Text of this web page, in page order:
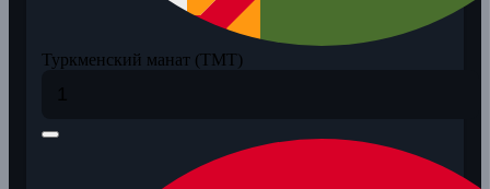
Туркменский манат (TMT)